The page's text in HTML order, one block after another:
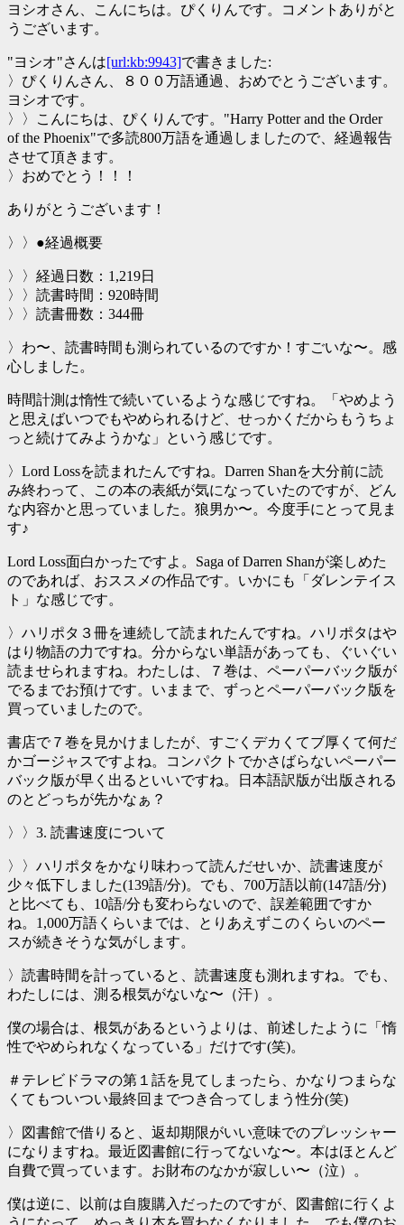
ヨシオさん、こんにちは。ぴくりんです。コメントありがと
うございます。
"ヨシオ"さんは[url:kb:9943]で書きました:
〉ぴくりんさん、８００万語通過、おめでとうございます。
ヨシオです。
〉〉こんにちは、ぴくりんです。"Harry Potter and the Order
of the Phoenix"で多読800万語を通過しましたので、経過報告
させて頂きます。
〉おめでとう！！！
ありがとうございます！
〉〉●経過概要
〉〉経過日数：1,219日
〉〉読書時間：920時間
〉〉読書冊数：344冊
〉わ〜、読書時間も測られているのですか！すごいな〜。感
心しました。
時間計測は惰性で続いているような感じですね。「やめよう
と思えばいつでもやめられるけど、せっかくだからもうちょ
っと続けてみようかな」という感じです。
〉Lord Lossを読まれたんですね。Darren Shanを大分前に読
み終わって、この本の表紙が気になっていたのですが、どん
な内容かと思っていました。狼男か〜。今度手にとって見ま
す♪
Lord Loss面白かったですよ。Saga of Darren Shanが楽しめた
のであれば、おススメの作品です。いかにも「ダレンテイス
ト」な感じです。
〉ハリポタ３冊を連続して読まれたんですね。ハリポタはや
はり物語の力ですね。分からない単語があっても、ぐいぐい
読ませられますね。わたしは、７巻は、ペーパーバック版が
でるまでお預けです。いままで、ずっとペーパーバック版を
買っていましたので。
書店で７巻を見かけましたが、すごくデカくてブ厚くて何だ
かゴージャスですよね。コンパクトでかさばらないペーパー
バック版が早く出るといいですね。日本語訳版が出版される
のとどっちが先かなぁ？
〉〉3. 読書速度について
〉〉ハリポタをかなり味わって読んだせいか、読書速度が
少々低下しました(139語/分)。でも、700万語以前(147語/分)
と比べても、10語/分も変わらないので、誤差範囲ですか
ね。1,000万語くらいまでは、とりあえずこのくらいのペー
スが続きそうな気がします。
〉読書時間を計っていると、読書速度も測れますね。でも、
わたしには、測る根気がないな〜（汗）。
僕の場合は、根気があるというよりは、前述したように「惰
性でやめられなくなっている」だけです(笑)。
＃テレビドラマの第１話を見てしまったら、かなりつまらな
くてもついつい最終回までつき合ってしまう性分(笑)
〉図書館で借りると、返却期限がいい意味でのプレッシャー
になりますね。最近図書館に行ってないな〜。本はほとんど
自費で買っています。お財布のなかが寂しい〜（泣）。
僕は逆に、以前は自腹購入だったのですが、図書館に行くよ